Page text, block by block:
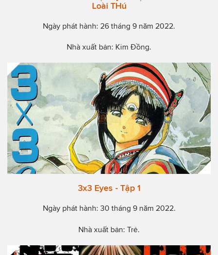
Loài THú
Ngày phát hành: 26 tháng 9 năm 2022.
Nhà xuất bản: Kim Đồng.
3x3 Eyes - Tập 1
Ngày phát hành: 30 tháng 9 năm 2022.
Nhà xuất bản: Trẻ.